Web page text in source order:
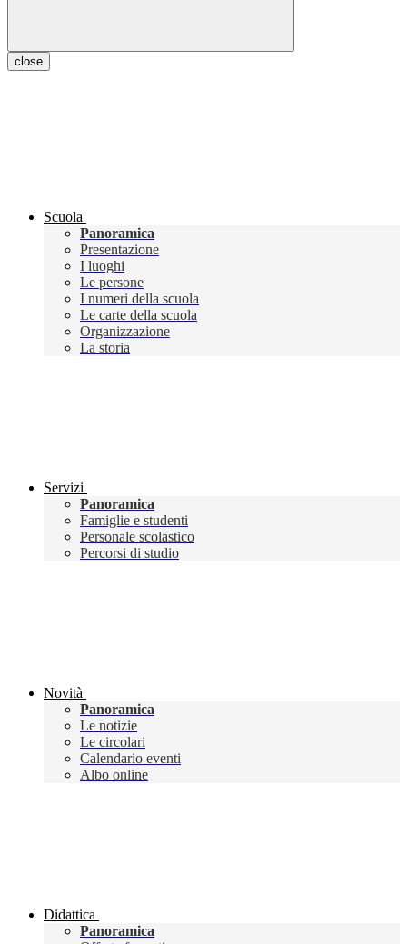
close
Scuola
Panoramica
Presentazione
I luoghi
Le persone
I numeri della scuola
Le carte della scuola
Organizzazione
La storia
Servizi
Panoramica
Famiglie e studenti
Personale scolastico
Percorsi di studio
Novità
Panoramica
Le notizie
Le circolari
Calendario eventi
Albo online
Didattica
Panoramica